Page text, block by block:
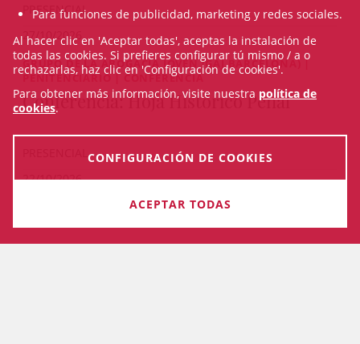
PRESENCIAL
27/10/2026
GRUPO DE LA ABOGACÍA JOVEN (GAJ BARCELONA) |
PENITENCIARIO | CONFERENCIA
Conferencia: Hoja Histórico Penal
22/10/2026
VEURE TOTS ELS CURSOS
Para funciones de publicidad, marketing y redes sociales.
Al hacer clic en 'Aceptar todas', aceptas la instalación de
todas las cookies. Si prefieres configurar tú mismo / a o
rechazarlas, haz clic en 'Configuración de cookies'.
Para obtener más información, visite nuestra política de
cookies.
CONFIGURACIÓN DE COOKIES
ACEPTAR TODAS